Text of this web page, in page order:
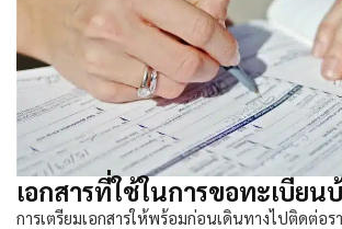
เอกสารที่ใช้ในการขอทะเบียน
การเตรียมเอกสารให้พร้อมก่อนเดินทางไปติดต่อร